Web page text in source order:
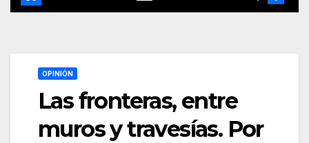
OPINIÓN
Las fronteras, entre
muros y travesías. Por